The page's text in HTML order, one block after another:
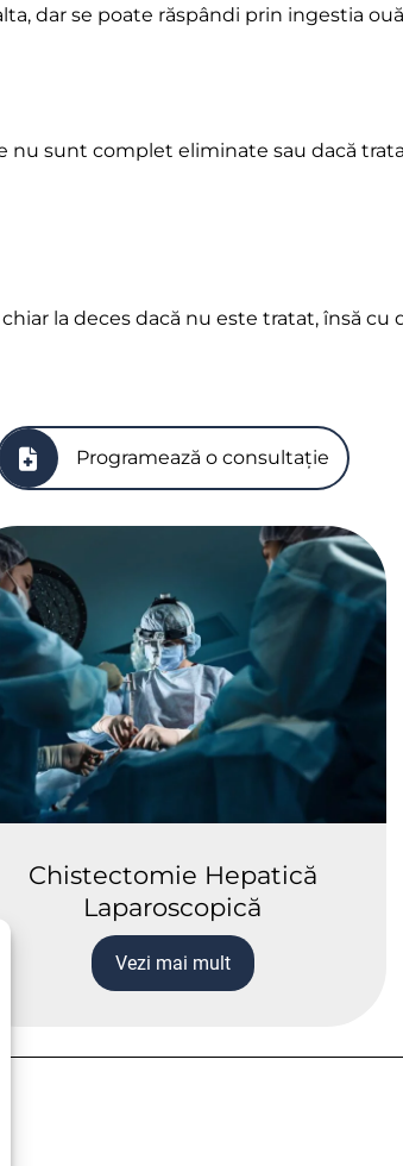
dar se poate răspândi prin ingestia
nu sunt complet eliminate sau dacă
la deces dacă nu este tratat, însă
Programează o consultație
Chistectomie Hepatică
Laparoscopică
Vezi mai mult